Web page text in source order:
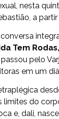
nesta
a
Tem
pelo
em um
limites do
e, dali,